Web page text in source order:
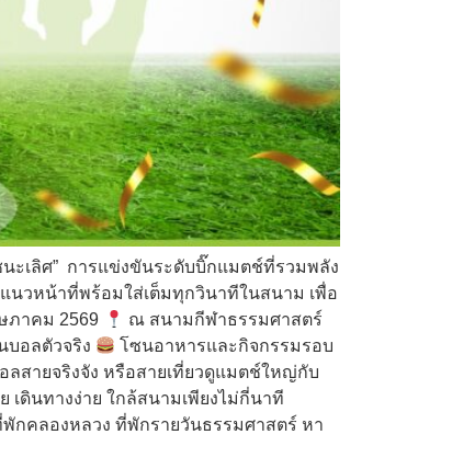
ะเลิศ” การแข่งขันระดับบิ๊กแมตช์ที่รวมพลัง
แนวหน้าที่พร้อมใส่เต็มทุกวินาทีในสนาม เพื่อ
ภาคม 2569
ณ สนามกีฬาธรรมศาสตร์
บอลตัวจริง
โซนอาหารและกิจกรรมรอบ
สายจริงจัง หรือสายเที่ยวดูแมตช์ใหญ่กับ
เดินทางง่าย ใกล้สนามเพียงไม่กี่นาที
กคลองหลวง ที่พักรายวันธรรมศาสตร์ หา